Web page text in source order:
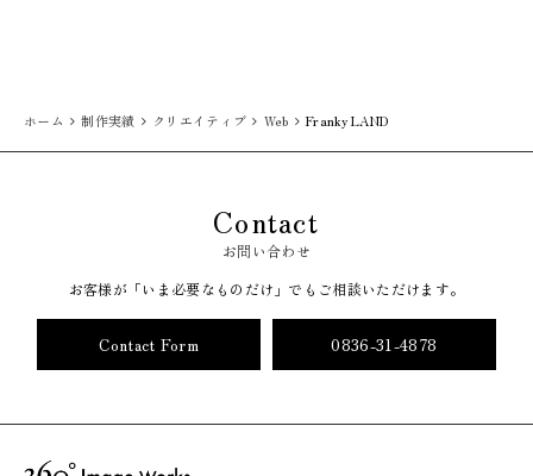
ホーム 制作実績 クリエイティブ Web Franky LAND
Contact
お問い合わせ
お客様が「いま必要なものだけ」でもご相談いただけます。
Contact Form 0836-31-4878